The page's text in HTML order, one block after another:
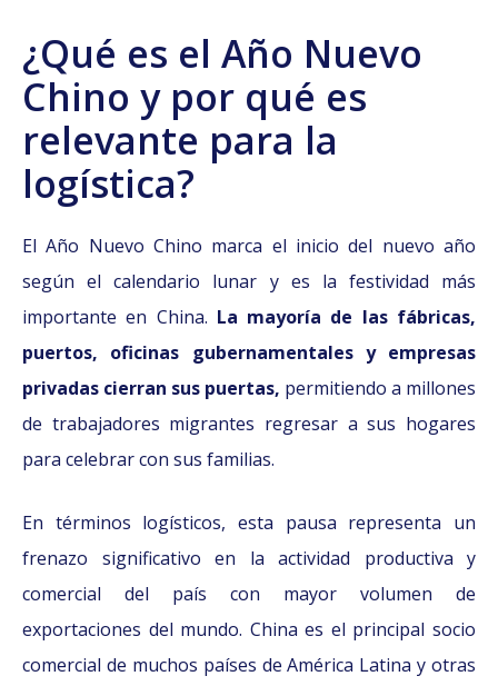
¿Qué es el Año Nuevo
Chino y por qué es
relevante para la
logística?
El Año Nuevo Chino marca el inicio del nuevo año
según el calendario lunar y es la festividad más
importante en China. La mayoría de las fábricas,
puertos, oficinas gubernamentales y empresas
privadas cierran sus puertas, permitiendo a millones
de trabajadores migrantes regresar a sus hogares
para celebrar con sus familias.
En términos logísticos, esta pausa representa un
frenazo significativo en la actividad productiva y
comercial del país con mayor volumen de
exportaciones del mundo. China es el principal socio
comercial de muchos países de América Latina y otras